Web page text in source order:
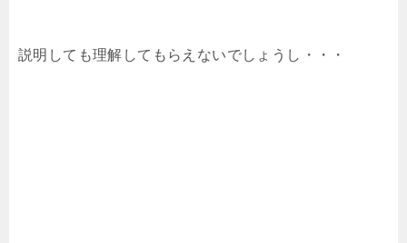
説明しても理解してもらえないでしょうし・・・